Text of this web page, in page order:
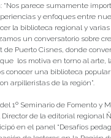
“Nos parece sumamente
y enfoques entre
la biblioteca regional y
un conversatorio sobre
de Puerto Cisnes, donde
los motiva en torno al arte,
conocer una biblioteca popular
arpilleristas de la región”.
1º Seminario de Fomento y
de la editorial regional
en el panel “Desafíos